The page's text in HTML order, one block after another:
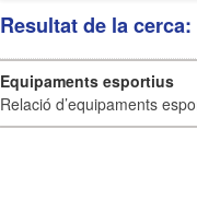
Resultat de la
Equipaments esportius
Relació d’equipaments